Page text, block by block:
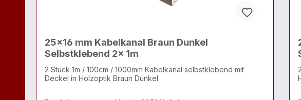
25x16 mm Kabelkanal Braun Dunkel
Selbstklebend 2x 1m
2 Stück 1m / 100cm / 1000mm Kabelkanal selbstklebend mit
Deckel in Holzoptik Braun Dunkel